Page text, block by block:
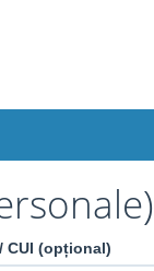
CUI (opțional)